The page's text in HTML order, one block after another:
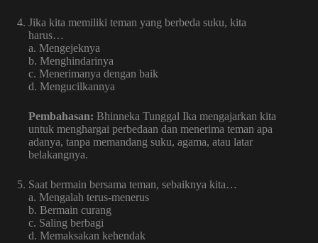
Jika kita memiliki teman yang berbeda suku, kita
harus…
a. Mengejeknya
b. Menghindarinya
c. Menerimanya dengan baik
d. Mengucilkannya
Pembahasan: Bhinneka Tunggal Ika mengajarkan kita
untuk menghargai perbedaan dan menerima teman apa
adanya, tanpa memandang suku, agama, atau latar
belakangnya.
Saat bermain bersama teman, sebaiknya kita…
a. Mengalah terus-menerus
b. Bermain curang
c. Saling berbagi
d. Memaksakan kehendak